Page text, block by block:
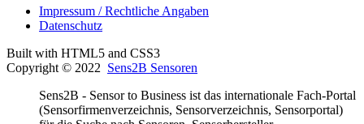
Impressum / Rechtliche Angaben
Datenschutz
Built with HTML5 and CSS3
Copyright © 2022 Sens2B Sensoren
Sens2B - Sensor to Business ist das internationale Fach-Portal
(Sensorfirmenverzeichnis, Sensorverzeichnis, Sensorportal)